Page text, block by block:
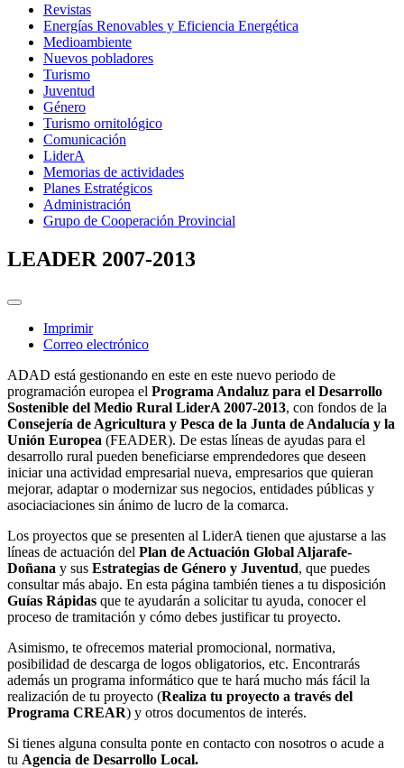
Revistas
Energías Renovables y Eficiencia Energética
Medioambiente
Nuevos pobladores
Turismo
Juventud
Género
Turismo ornitológico
Comunicación
LiderA
Memorias de actividades
Planes Estratégicos
Administración
Grupo de Cooperación Provincial
LEADER 2007-2013
Imprimir
Correo electrónico
ADAD está gestionando en este en este nuevo periodo de
programación europea el Programa Andaluz para el Desarrollo
Sostenible del Medio Rural LiderA 2007-2013, con fondos de la
Consejería de Agricultura y Pesca de la Junta de Andalucía y la
Unión Europea (FEADER). De estas líneas de ayudas para el
desarrollo rural pueden beneficiarse emprendedores que deseen
iniciar una actividad empresarial nueva, empresarios que quieran
mejorar, adaptar o modernizar sus negocios, entidades públicas y
asociaciaciones sin ánimo de lucro de la comarca.
Los proyectos que se presenten al LiderA tienen que ajustarse a las
líneas de actuación del Plan de Actuación Global Aljarafe-
Doñana y sus Estrategias de Género y Juventud, que puedes
consultar más abajo. En esta página también tienes a tu disposición
Guías Rápidas que te ayudarán a solicitar tu ayuda, conocer el
proceso de tramitación y cómo debes justificar tu proyecto.
Asimismo, te ofrecemos material promocional, normativa,
posibilidad de descarga de logos obligatorios, etc. Encontrarás
además un programa informático que te hará mucho más fácil la
realización de tu proyecto (Realiza tu proyecto a través del
Programa CREAR) y otros documentos de interés.
Si tienes alguna consulta ponte en contacto con nosotros o acude a
tu Agencia de Desarrollo Local.